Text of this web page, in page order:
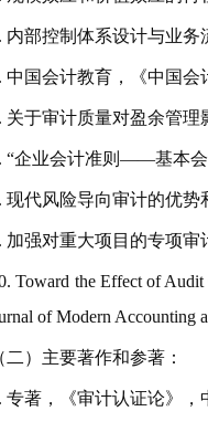
内部控制体系设计与业务
中国会计教育，《中国会
关于审计质量对盈余管理
“企业会计准则——基本会
现代风险导向审计的优势
加强对重大项目的专项审
Toward the Effect of
of Modern Accounting
二）主要著作和参著：
专著，《审计认证论》，